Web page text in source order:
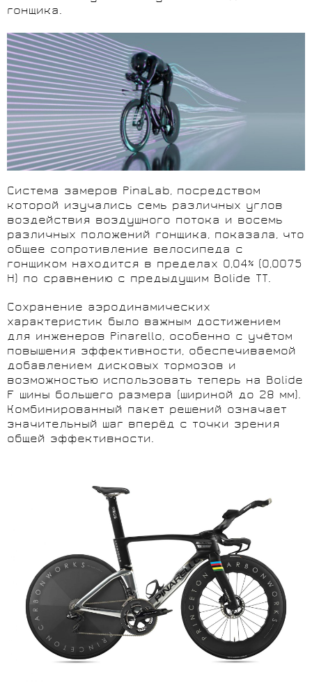
гонщика.
Система замеров PinaLab, посредством
которой изучались семь различных углов
воздействия воздушного потока и восемь
различных положений гонщика, показала, что
общее сопротивление велосипеда с
гонщиком находится в пределах 0,04% (0,0075
Н) по сравнению с предыдущим Bolide TT.
Сохранение аэродинамических
характеристик было важным достижением
для инженеров Pinarello, особенно с учётом
повышения эффективности, обеспечиваемой
добавлением дисковых тормозов и
возможностью использовать теперь на Bolide
F шины большего размера (шириной до 28 мм).
Комбинированный пакет решений означает
значительный шаг вперёд с точки зрения
общей эффективности.